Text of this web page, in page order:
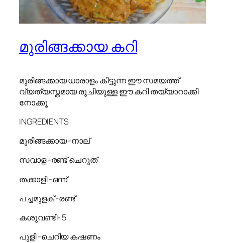
മുരിങ്ങക്കായ കറി
മുരിങ്ങക്കായ ധാരാളം കിട്ടുന്ന ഈ സമയത്ത്
വ്യത്യസ്തമായ രുചിയുള്ള ഈ കറി തയ്യാറാക്കി
നോക്കൂ
INGREDIENTS
മുരിങ്ങക്കായ -നാല്
സവാള -രണ്ട് ചെറുത്
തക്കാളി -ഒന്ന്
പച്ചമുളക് -രണ്ട്
കശുവണ്ടി- 5
പുളി -ചെറിയ കഷണം